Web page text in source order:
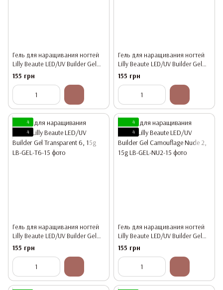
Гель для наращивания ногтей
Lilly Beaute LED/UV Builder Gel
Camouflage Pink 1, 15g
155 грн
Гель для наращивания ногтей
Lilly Beaute LED/UV Builder Gel
Camouflage Natural Pink 4, 15g
155 грн
4
4
Гель для наращивания ногтей
Lilly Beaute LED/UV Builder Gel
Transparent 6, 15g
155 грн
4
4
Гель для наращивания ногтей
Lilly Beaute LED/UV Builder Gel
Camouflage Nude 2, 15g
155 грн